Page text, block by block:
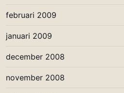
februari 2009
januari 2009
december 2008
november 2008